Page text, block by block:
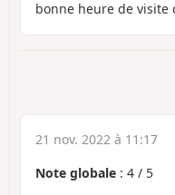
bonne heure de visite
21 nov. 2022 à 11:17
Note globale : 4 / 5